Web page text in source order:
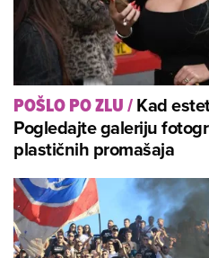
POŠLO PO ZLU/Kad
Pogledajte galeriju
plastičnih promašaja